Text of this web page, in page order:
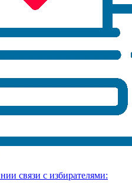
связи с избирателями: